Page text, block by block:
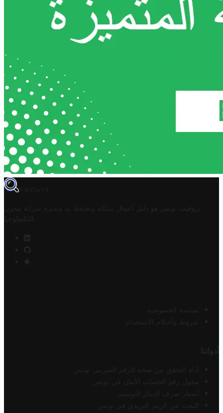
TROVIT
تروفيت تونس هو دليل أعمال تملكه وتحتفظ به وتديره
شركة مخزن
التكنولوجيا
سياسة الخصوصية
شروط وأحكام الاستخدام
أدواتنا
أداة التحقق من صحة الرقم الضريبي تونس
محول رقم الحساب الآيبان في تونس
أسعار صرف الدينار التونسي
البحث عن الرمز البريدي في تونس